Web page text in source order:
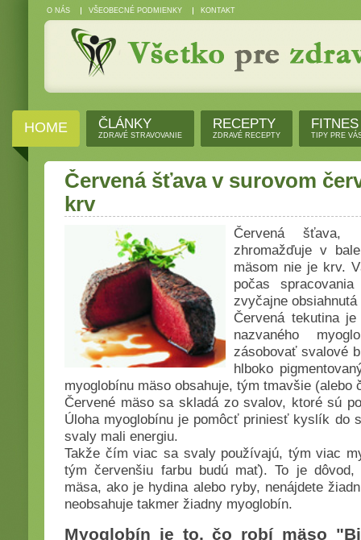
O NÁS VŠEOBECNÉ PODMIENKY KONTAKT
HOME ČLÁNKY
ZDRAVÉ STRAVOVANIE
RECEPTY
ZDRAVÉ RECEPTY
FITNES
TIPY PRE
Červená šťava v surovom
krv
Červená
zhromažďuje v
mäsom nie je krv.
počas
zvyčajne
Červená tekutina
nazvaného
zásobovať svalové
hlboko
myoglobínu mäso obsahuje, tým tmavšie (alebo
Červené mäso sa skladá zo svalov, ktoré sú
Úloha myoglobínu je pomôcť priniesť kyslík do
svaly mali energiu.
Takže čím viac sa svaly používajú, tým viac
tým červenšiu farbu budú mať). To je
mäsa, ako je hydina alebo ryby, nenájdete
neobsahuje takmer žiadny myoglobín.
Myoglobín je to, čo robí mäso